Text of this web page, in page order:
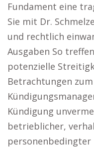
Fundament eine
Sie mit Dr.
und rechtlich
Ausgaben So
potenzielle
Betrachtungen
Kündigung
betrieblicher,
personenbedingter